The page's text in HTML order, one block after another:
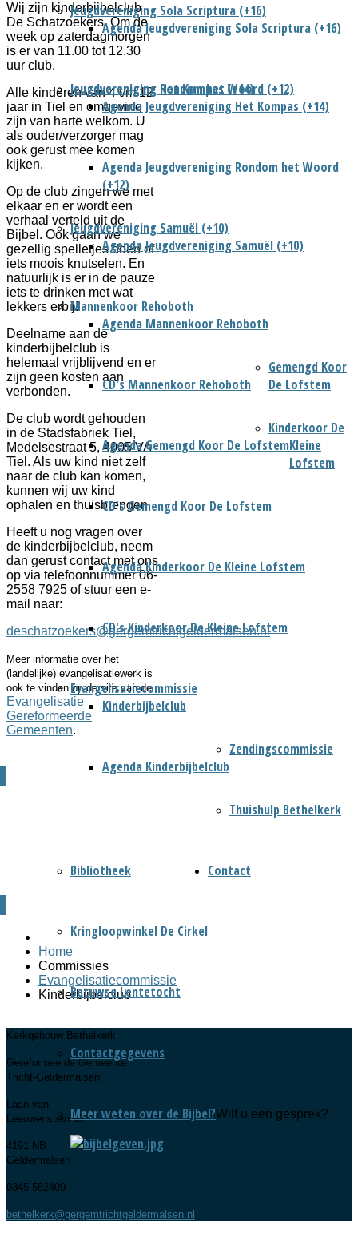
Jeugdvereniging Sola Scriptura (+16)
Agenda Jeugdvereniging Sola Scriptura (+16)
Jeugdvereniging Het Kompas (+14)
Agenda Jeugdvereniging Het Kompas (+14)
Jeugdvereniging Rondom het Woord (+12)
Agenda Jeugdvereniging Rondom het Woord
(+12)
Jeugdvereniging Samuël (+10)
Agenda Jeugdvereniging Samuël (+10)
Mannenkoor Rehoboth
Agenda Mannenkoor Rehoboth
CD's Mannenkoor Rehoboth
Gemengd Koor
De Lofstem
Agenda Gemengd Koor De Lofstem
CD's Gemengd Koor De Lofstem
Kinderkoor De
Kleine
Lofstem
Agenda Kinderkoor De Kleine Lofstem
CD's Kinderkoor De Kleine Lofstem
Evangelisatiecommissie
Kinderbijbelclub
Agenda Kinderbijbelclub
Zendingscommissie
Thuishulp Bethelkerk
Bibliotheek
Kringloopwinkel De Cirkel
Betuwse Lentetocht
Contact
Contactgegevens
Meer weten over de Bijbel?Wilt u een gesprek?
Wij zijn kinderbijbelclub
De Schatzoekers. Om de
week op zaterdagmorgen
is er van 11.00 tot 12.30
uur club.
Alle kinderen van 4 t/m 12
jaar in Tiel en omgeving
zijn van harte welkom. U
als ouder/verzorger mag
ook gerust mee komen
kijken.
Op de club zingen we met
elkaar en er wordt een
verhaal verteld uit de
Bijbel. Ook gaan we
gezellig spelletjes doen of
iets moois knutselen. En
natuurlijk is er in de pauze
iets te drinken met wat
lekkers erbij!
Deelname aan de
kinderbijbelclub is
helemaal vrijblijvend en er
zijn geen kosten aan
verbonden.
De club wordt gehouden
in de Stadsfabriek Tiel,
Medelsestraat 5, 4005 VA
Tiel. Als uw kind niet zelf
naar de club kan komen,
kunnen wij uw kind
ophalen en thuisbrengen.
Heeft u nog vragen over
de kinderbijbelclub, neem
dan gerust contact met ons
op via telefoonnummer 06-
2558 7925 of stuur een e-
mail naar:
deschatzoekers@gergemtrichtgeldermalsen.nl
Meer informatie over het
(landelijke) evangelisatiewerk is
ook te vinden op de site van de
Evangelisatie
Gereformeerde
Gemeenten.
Home
Commissies
Evangelisatiecommissie
Kinderbijbelclub
Kerkgebouw Bethelkerk
Gereformeerde Gemeente
Tricht-Geldermalsen
Laan van
Leeuwenstein 10
4191 NB
Geldermalsen
0345 582409
bethelkerk@gergemtrichtgeldermalsen.nl